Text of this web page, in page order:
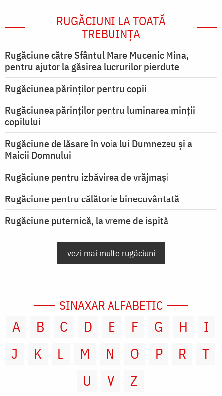
RUGĂCIUNI LA TOATĂ
TREBUINȚA
Rugăciune către Sfântul Mare Mucenic Mina,
pentru ajutor la găsirea lucrurilor pierdute
Rugăciunea părinților pentru copii
Rugăciunea părinților pentru luminarea minţii
copilului
Rugăciune de lăsare în voia lui Dumnezeu şi a
Maicii Domnului
Rugăciune pentru izbăvirea de vrăjmași
Rugăciune pentru călătorie binecuvântată
Rugăciune puternică, la vreme de ispită
vezi mai multe rugăciuni
SINAXAR ALFABETIC
A B C D E F G H
I
J
K L M N O P R
T
U
V Z